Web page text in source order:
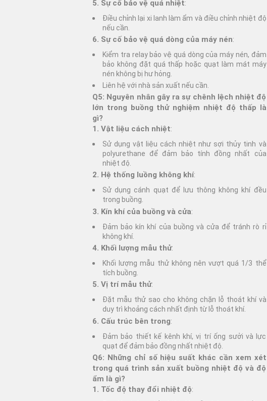
5. Sự cố bảo vệ quá nhiệt:
Điều chỉnh lại xi lanh làm ẩm và điều chỉnh nhiệt độ
nếu cần.
6. Sự cố bảo vệ quá dòng của máy nén:
Kiểm tra relay bảo vệ quá dòng của máy nén, đảm
bảo không đặt quá thấp hoặc quạt làm mát máy
nén không bị hư hỏng.
Liên hệ với nhà sản xuất nếu cần.
Q5: Nguyên nhân gây ra sự chênh lệch nhiệt độ
lớn trong buồng thử nghiệm nhiệt độ thấp là
gì?
1. Vật liệu cách nhiệt:
Sử dụng vật liệu cách nhiệt như sợi thủy tinh và
polyurethane để đảm bảo tính đồng nhất của
nhiệt độ.
2. Hệ thống luồng không khí:
Sử dụng cánh quạt để lưu thông không khí đều
trong buồng.
3. Kín khí của buồng và cửa:
Đảm bảo kín khí của buồng và cửa để tránh rò rỉ
không khí.
4. Khối lượng mẫu thử:
Khối lượng mẫu thử không nên vượt quá 1/3 thể
tích buồng.
5. Vị trí mẫu thử:
Đặt mẫu thử sao cho không chặn lỗ thoát khí và
duy trì khoảng cách nhất định từ lỗ thoát khí.
6. Cấu trúc bên trong:
Đảm bảo thiết kế kênh khí, vị trí ống sưởi và lực
quạt để đảm bảo đồng nhất nhiệt độ.
Q6: Những chỉ số hiệu suất khác cần xem xét
trong quá trình sản xuất buồng nhiệt độ và độ
ẩm là gì?
1. Tốc độ thay đổi nhiệt độ: